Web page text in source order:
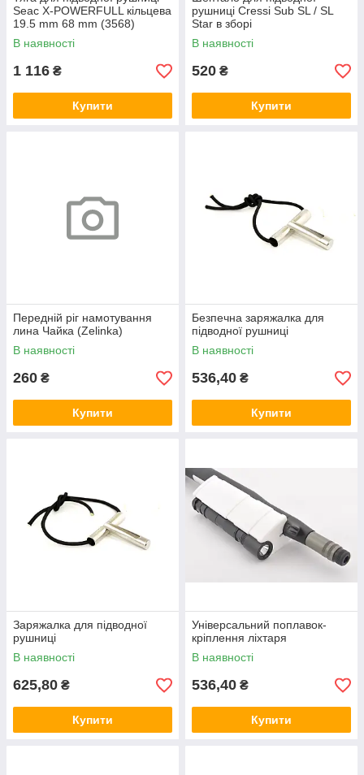
Seac X-POWERFULL кільцева
19.5 mm 68 mm (3568)
В наявності
1 116 ₴
Купити
рушниці Cressi Sub SL / SL
Star в зборі
В наявності
520 ₴
Купити
Передній ріг намотування
лина Чайка (Zelinka)
В наявності
260 ₴
Купити
Безпечна заряжалка для
підводної рушниці
В наявності
536,40 ₴
Купити
Заряжалка для підводної
рушниці
В наявності
625,80 ₴
Купити
Універсальний поплавок-
кріплення ліхтаря
В наявності
536,40 ₴
Купити